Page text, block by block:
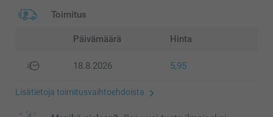
Toimitus
Päivämäärä Hinta
18.8.2026 5,95
Lisätietoja toimitusvaihtoehdoista